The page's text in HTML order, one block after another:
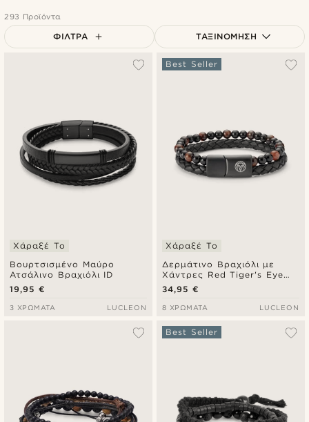
293 Προϊόντα
ΦΊΛΤΡΑ ΤΑΞΙΝΌΜΗΣΗ
Δημοφιλέστερα
Βουρτσισμένο Μαύρο
Ατσάλινο Βραχιόλι ID
Χάραξέ Το
19,95 €
3 ΧΡΏΜΑΤΑ LUCLEON
Δερμάτινο Βραχιόλι με
Χάντρες Red Tiger's Eye
Icon
Best Seller
Χάραξέ Το
34,95 €
8 ΧΡΏΜΑΤΑ LUCLEON
Best Seller